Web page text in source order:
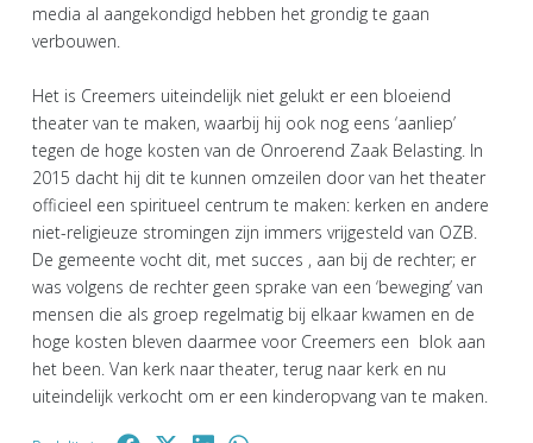
media al aangekondigd hebben het grondig te gaan
verbouwen.
Het is Creemers uiteindelijk niet gelukt er een bloeiend
theater van te maken, waarbij hij ook nog eens ‘aanliep’
tegen de hoge kosten van de Onroerend Zaak Belasting. In
2015 dacht hij dit te kunnen omzeilen door van het theater
officieel een spiritueel centrum te maken: kerken en andere
niet-religieuze stromingen zijn immers vrijgesteld van OZB.
De gemeente vocht dit, met succes , aan bij de rechter; er
was volgens de rechter geen sprake van een ‘beweging’ van
mensen die als groep regelmatig bij elkaar kwamen en de
hoge kosten bleven daarmee voor Creemers een blok aan
het been. Van kerk naar theater, terug naar kerk en nu
uiteindelijk verkocht om er een kinderopvang van te maken.